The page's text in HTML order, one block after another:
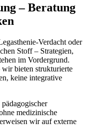
– Beratung
Verdacht oder
Stoff – Strategien,
im Vordergrund.
wir bieten strukturierte
keine integrative
medizinische
wir auf externe